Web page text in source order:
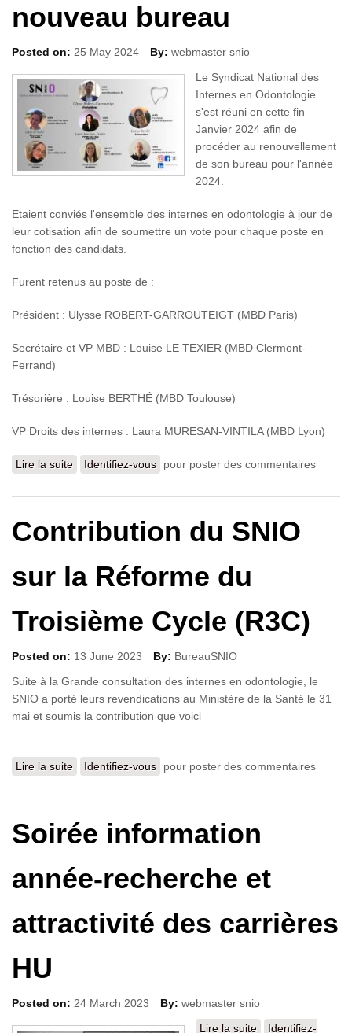
nouveau bureau
Posted on: 25 May 2024 By: webmaster snio
Le Syndicat National des
Internes en Odontologie
s'est réuni en cette fin
Janvier 2024 afin de
procéder au renouvellement
de son bureau pour l'année
2024.
Etaient conviés l'ensemble des internes en odontologie à jour de
leur cotisation afin de soumettre un vote pour chaque poste en
fonction des candidats.
Furent retenus au poste de :
Président : Ulysse ROBERT-GARROUTEIGT (MBD Paris)
Secrétaire et VP MBD : Louise LE TEXIER (MBD Clermont-
Ferrand)
Trésorière : Louise BERTHÉ (MBD Toulouse)
VP Droits des internes : Laura MURESAN-VINTILA (MBD Lyon)
Lire la suite de Le SNIO élit son nouveau bureau
Identifiez-vous pour poster des commentaires
Contribution du SNIO
sur la Réforme du
Troisième Cycle (R3C)
Posted on: 13 June 2023 By: BureauSNIO
Suite à la Grande consultation des internes en odontologie, le
SNIO a porté leurs revendications au Ministère de la Santé le 31
mai et soumis la contribution que voici
Lire la suite de Contribution du SNIO sur la Réforme du Troisième
Identifiez-vous pour poster des commentaires
Soirée information
année-recherche et
attractivité des carrières
HU
Posted on: 24 March 2023 By: webmaster snio
Lire la suite de Soirée
Identifiez-